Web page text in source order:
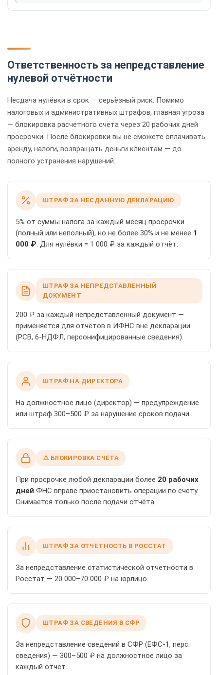
Ответственность за непредставление
нулевой отчётности
Несдача нулёвки в срок — серьёзный риск. Помимо
налоговых и административных штрафов, главная угроза
— блокировка расчётного счёта через 20 рабочих дней
просрочки. После блокировки вы не сможете оплачивать
аренду, налоги, возвращать деньги клиентам — до
полного устранения нарушений.
ШТРАФ ЗА НЕСДАННУЮ ДЕКЛАРАЦИЮ
5% от суммы налога за каждый месяц просрочки
(полный или неполный), но не более 30% и не менее 1
000 ₽. Для нулёвки = 1 000 ₽ за каждый отчёт.
ШТРАФ ЗА НЕПРЕДСТАВЛЕННЫЙ
ДОКУМЕНТ
200 ₽ за каждый непредставленный документ —
применяется для отчётов в ИФНС вне декларации
(РСВ, 6-НДФЛ, персонифицированные сведения).
ШТРАФ НА ДИРЕКТОРА
На должностное лицо (директор) — предупреждение
или штраф 300–500 ₽ за нарушение сроков подачи.
⚠️ БЛОКИРОВКА СЧЁТА
При просрочке любой декларации более 20 рабочих
дней ФНС вправе приостановить операции по счёту.
Снимается только после подачи отчёта.
ШТРАФ ЗА ОТЧЁТНОСТЬ В РОССТАТ
За непредставление статистической отчётности в
Росстат — 20 000–70 000 ₽ на юрлицо.
ШТРАФ ЗА СВЕДЕНИЯ В СФР
За непредставление сведений в СФР (ЕФС-1, перс.
сведения) — 300–500 ₽ на должностное лицо за
каждый отчёт.